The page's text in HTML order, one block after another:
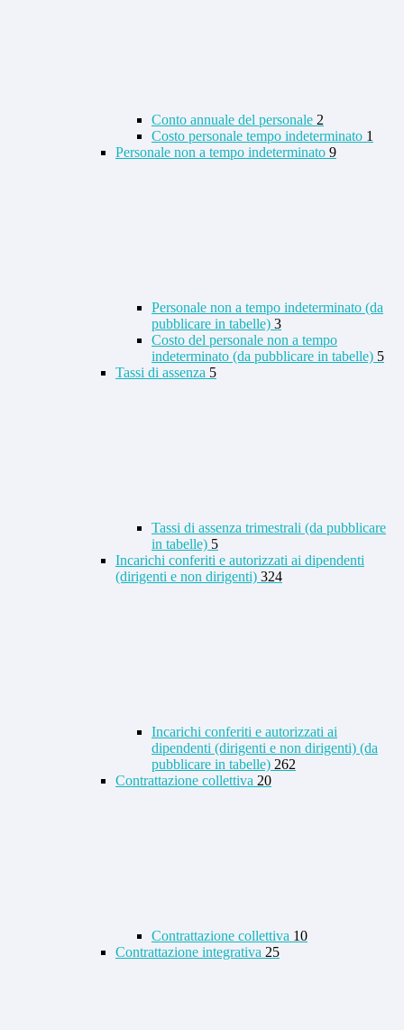
Conto annuale del personale 2
Costo personale tempo indeterminato 1
Personale non a tempo indeterminato 9
Personale non a tempo indeterminato (da
pubblicare in tabelle) 3
Costo del personale non a tempo
indeterminato (da pubblicare in tabelle) 5
Tassi di assenza 5
Tassi di assenza trimestrali (da pubblicare
in tabelle) 5
Incarichi conferiti e autorizzati ai dipendenti
(dirigenti e non dirigenti) 324
Incarichi conferiti e autorizzati ai
dipendenti (dirigenti e non dirigenti) (da
pubblicare in tabelle) 262
Contrattazione collettiva 20
Contrattazione collettiva 10
Contrattazione integrativa 25